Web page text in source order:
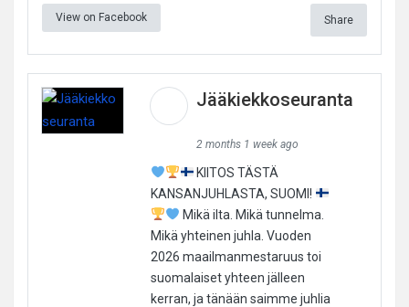
View on Facebook Share
Jääkiekkoseuranta
2 months 1 week ago
KIITOS TÄSTÄ
KANSANJUHLASTA, SUOMI!
Mikä ilta. Mikä tunnelma.
Mikä yhteinen juhla. Vuoden
2026 maailmanmestaruus toi
suomalaiset yhteen jälleen
kerran, ja tänään saimme juhlia